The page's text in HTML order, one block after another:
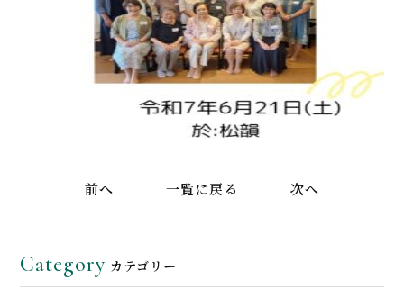
前へ 一覧に戻る 次へ
Category カテゴリー